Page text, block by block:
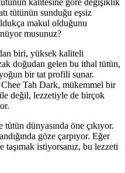
tütünün sunduğu eşsiz
makul olduğunu
musunuz?
biri, yüksek kaliteli
doğudan gelen bu ithal tütün,
bir tat profili sunar.
Tah Dark, mükemmel bir
değil, lezzetiyle de birçok
dünyasında öne çıkıyor.
göze çarpıyor. Eğer
istiyorsanız, bu lezzeti